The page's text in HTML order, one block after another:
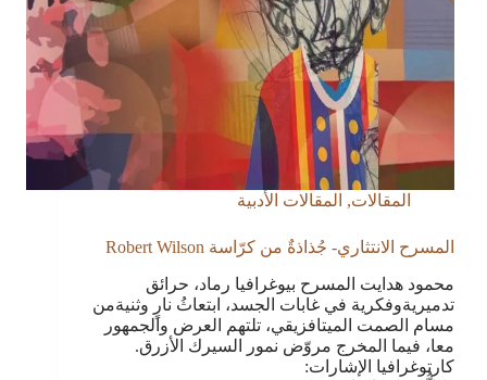
المقالات, المقالات الأدبية
المسرح الانتثاري- جُذاذةٌ من كرّاسة Robert Wilson
محمود هدايت المسرح بيوغرافيا رماد، حرائق
تدميريةوفكرية في غابات الجسد، ابتعاثُ نارٍ وثنيةمن
مسام الصمت الميتافزيقي، تلتهم العرض والجمهور
معا، فيما المخرج مروّض نمور السيرك الأزرق.
كارتوغرافيا الإشارات: